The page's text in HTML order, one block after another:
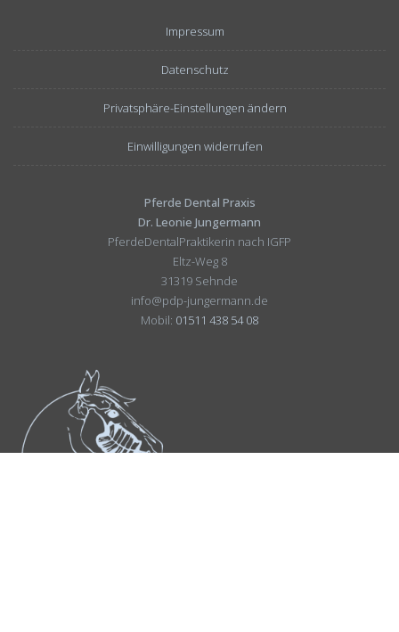
Impressum
Datenschutz
Privatsphäre-Einstellungen ändern
Einwilligungen widerrufen
Pferde Dental Praxis
Dr. Leonie Jungermann
PferdeDentalPraktikerin nach IGFP
Eltz-Weg 8
31319 Sehnde
info@pdp-jungermann.de
Mobil: 01511 438 54 08